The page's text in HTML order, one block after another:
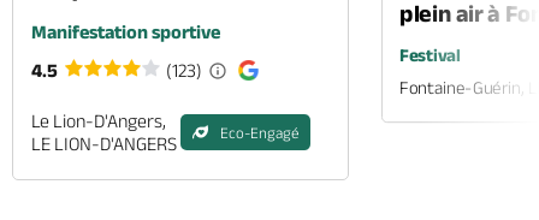
Manifestation sportive
4.5
(123)
Le Lion-D'Angers,
LE LION-D'ANGERS
Eco-Engagé
plein air à
Festival
Fontaine-Guérin,